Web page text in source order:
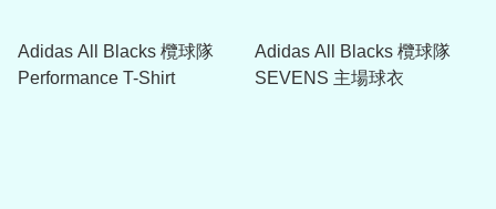
Adidas All Blacks 欖球隊
Performance T-Shirt
Adidas All Blacks 欖球隊
SEVENS 主場球衣